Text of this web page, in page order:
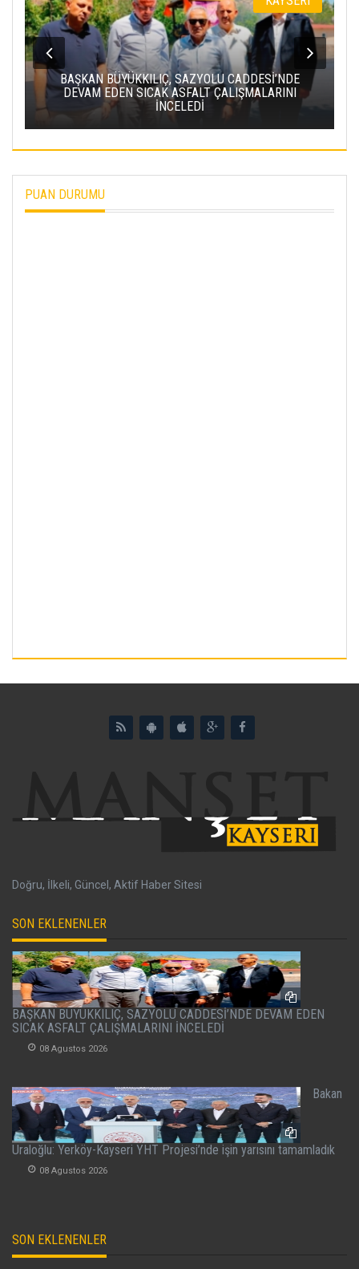
BÜYÜKKILIÇ, SAZYOLU CADDESİ’NDE
EDEN SICAK ASFALT ÇALIŞMALARINI
İNCELEDİ
BAKAN
PUAN DURUMU
Doğru, İlkeli, Güncel, Aktif Haber Sitesi
SON EKLENENLER
BAŞKAN BÜYÜKKILIÇ, SAZYOLU CADDESİ’NDE DEVAM EDEN
SICAK ASFALT ÇALIŞMALARINI İNCELEDİ
08 Agustos 2026
Bakan
Uraloğlu: Yerköy-Kayseri YHT Projesi’nde işin yarısını tamamladık
08 Agustos 2026
SON EKLENENLER